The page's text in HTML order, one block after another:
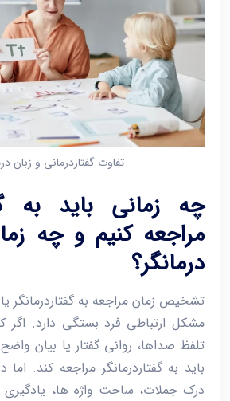
تفاوت گفتاردرمانی و زبان
چه زمانی باید به
مراجعه کنیم و چه
درمانگر؟
تشخیص زمان مراجعه به گفتاردرمانگر
مشکل ارتباطی فرد بستگی دارد. اگر
تلفظ صداها، روانی گفتار یا بیان
باید به گفتاردرمانگر مراجعه کند.
درک جملات، ساخت واژه ‌ها، یادگیری